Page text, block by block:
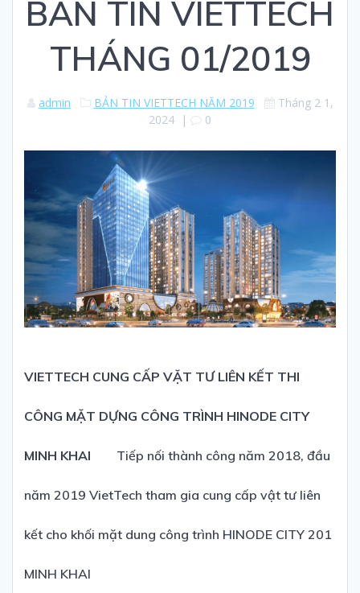
BẢN TIN VIETTECH
THÁNG 01/2019
admin BẢN TIN VIETTECH NĂM 2019
Tháng 2 1,
2024 | 0
VIETTECH CUNG CẤP VẶT TƯ LIÊN KẾT THI
CÔNG MẶT DỰNG CÔNG TRÌNH HINODE CITY
MINH KHAI Tiếp nối thành công năm 2018, đầu
năm 2019 VietTech tham gia cung cấp vật tư liên
kết cho khối mặt dung công trình HINODE CITY 201
MINH KHAI